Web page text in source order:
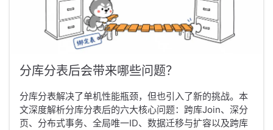
分库分表后会带来哪些问题？
分库分表解决了单机性能瓶颈，但也引入了新的挑战。本
文深度解析分库分表后的六大核心问题：跨库Join、深分
页、分布式事务、全局唯一ID、数据迁移与扩容以及跨库